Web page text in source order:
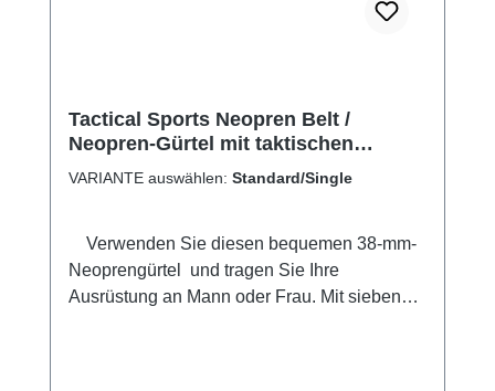
Tactical Sports Neopren Belt /
Neopren-Gürtel mit taktischen
Schlaufen
VARIANTE auswählen: Standard/Single
Neoprengürtel und tragen Sie Ihre
Ausrüstung an Mann oder Frau. Mit sieben